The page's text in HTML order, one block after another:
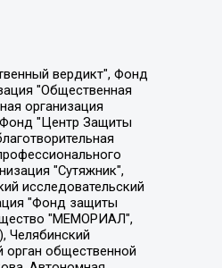
Сергей Борисович, Сироткин Ярослав Николаевич, Кара-Мурза Владимир Владимирович, Баранова Наталья Владимировна, Гозман Леонид Яковлевич, Кагарлицкий Борис Юльевич, Климарев Михаил Валерьевич, Милов Владимир Станиславович, Автономная некоммерческая организация Краснодарский центр современного искусства "Типография", Моргенштерн Алишер Тагирович, Соболь Любовь Эдуардовна, Общество с ограниченной ответственностью "ЛИЗА НОРМ", Каспаров Гарри Кимович, Ходорковский Михаил Борисович, Общество с ограниченной ответственностью "Апрельские тезисы", Данилович Ирина Брониславовна, Кашин Олег Владимирович, Петров Николай Владимирович, Пивоваров Алексей Владимирович, Соколов Михаил Владимирович, Цветкова Юлия Владимировна, Чичваркин Евгений Александрович, Комитет против пыток/Команда против пыток, Общество с ограниченной ответственностью "Первый научный", Общество с ограниченной ответственностью "Вертолет и ко", Белоцерковская Вероника Борисовна, Кац Максим Евгеньевич, Лазарева Татьяна Юрьевна, Шаведдинов Руслан Табризович, Яшин Илья Валерьевич, Общество с ограниченной ответственностью "Иноагент ААВ", Алешковский Дмитрий Петрович, Альбац Евгения Марковна, Быков Дмитрий Львович, Галямина Юлия Евгеньевна, Лойко Сергей Леонидович, Мартынов Кирилл Константинович, Медведев Сергей Александрович, Крашенинников Федор Геннадиевич, Гордеева Катерина Вл